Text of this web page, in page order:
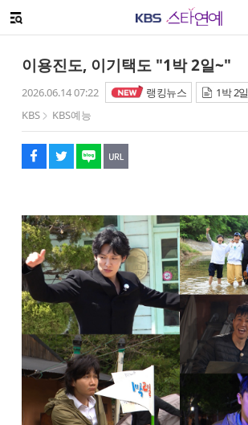
메뉴 열기
이용진도, 이기택도 "1박 2일~"
2026.06.14 07:22 랭킹뉴스
1박 2일
KBS
KBS예능
페이스북
트위터
네이버
URL복사
글씨 작게보기
글씨 크게보기